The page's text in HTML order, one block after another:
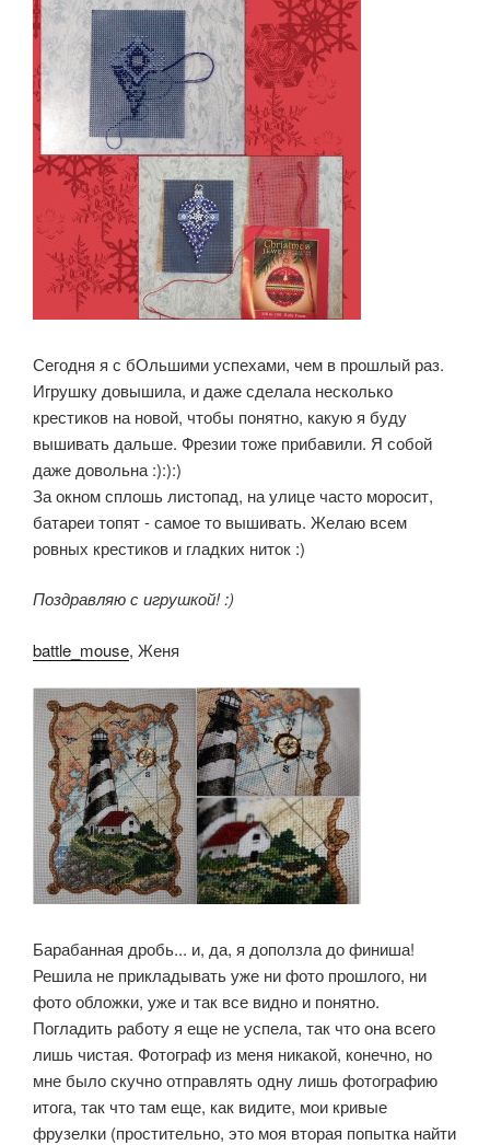
Сегодня я с бОльшими успехами, чем в прошлый раз.
Игрушку довышила, и даже сделала несколько
крестиков на новой, чтобы понятно, какую я буду
вышивать дальше. Фрезии тоже прибавили. Я собой
даже довольна :):):)
За окном сплошь листопад, на улице часто моросит,
батареи топят - самое то вышивать. Желаю всем
ровных крестиков и гладких ниток :)
Поздравляю с игрушкой! :)
battle_mouse, Женя
Барабанная дробь... и, да, я доползла до финиша!
Решила не прикладывать уже ни фото прошлого, ни
фото обложки, уже и так все видно и понятно.
Погладить работу я еще не успела, так что она всего
лишь чистая. Фотограф из меня никакой, конечно, но
мне было скучно отправлять одну лишь фотографию
итога, так что там еще, как видите, мои кривые
фрузелки (простительно, это моя вторая попытка найти